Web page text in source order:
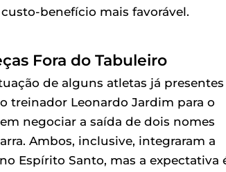
benefício mais favorável.
Fora do Tabuleiro
de alguns atletas já presentes
treinador Leonardo Jardim para o
negociar a saída de dois nomes
Ambos, inclusive, integraram a
Espírito Santo, mas a expectativa